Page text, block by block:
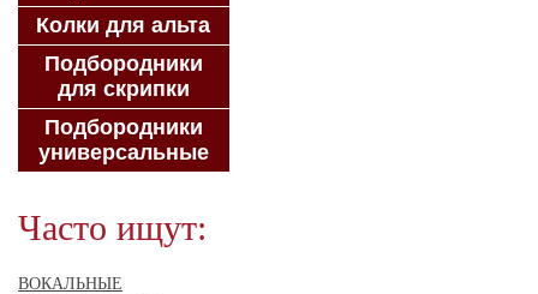
Колки для альта
Подбородники
для скрипки
Подбородники
универсальные
Часто ищут:
ВОКАЛЬНЫЕ